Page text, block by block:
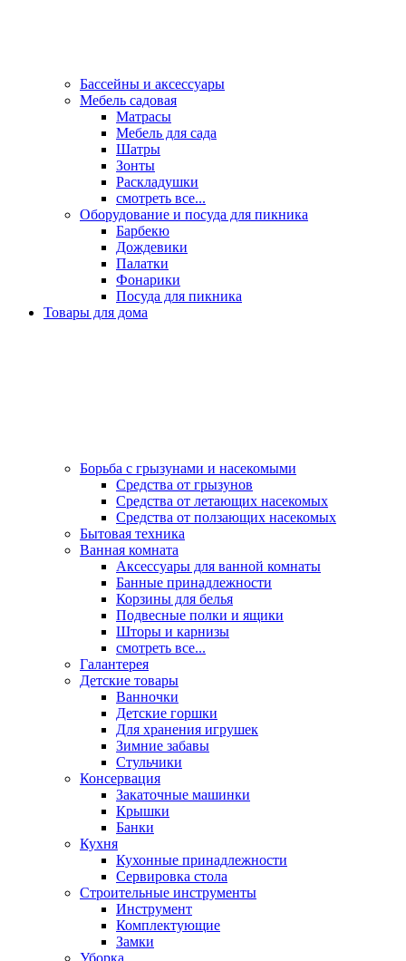
Бассейны и аксессуары
Мебель садовая
Матрасы
Мебель для сада
Шатры
Зонты
Раскладушки
смотреть все...
Оборудование и посуда для пикника
Барбекю
Дождевики
Палатки
Фонарики
Посуда для пикника
Товары для дома
Борьба с грызунами и насекомыми
Средства от грызунов
Средства от летающих насекомых
Средства от ползающих насекомых
Бытовая техника
Ванная комната
Аксессуары для ванной комнаты
Банные принадлежности
Корзины для белья
Подвесные полки и ящики
Шторы и карнизы
смотреть все...
Галантерея
Детские товары
Ванночки
Детские горшки
Для хранения игрушек
Зимние забавы
Стульчики
Консервация
Закаточные машинки
Крышки
Банки
Кухня
Кухонные принадлежности
Сервировка стола
Строительные инструменты
Инструмент
Комплектующие
Замки
Уборка